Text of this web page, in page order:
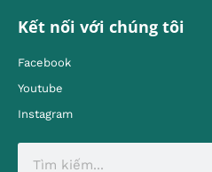
Kết nối với chúng tôi
Facebook
Youtube
Instagram